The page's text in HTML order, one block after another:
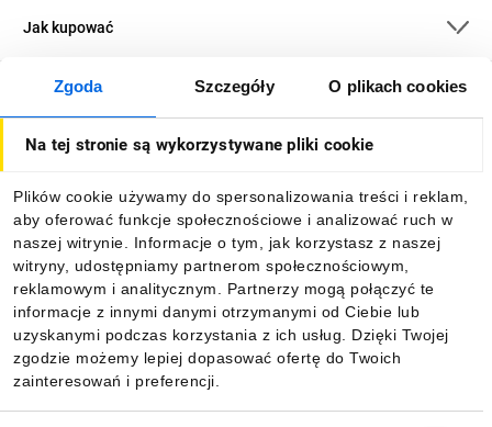
Zgoda Szczegóły O plikach cookies
Na tej stronie są wykorzystywane pliki cookie
Plików cookie używamy do spersonalizowania treści i reklam,
aby oferować funkcje społecznościowe i analizować ruch w
naszej witrynie. Informacje o tym, jak korzystasz z naszej
witryny, udostępniamy partnerom społecznościowym,
reklamowym i analitycznym. Partnerzy mogą połączyć te
informacje z innymi danymi otrzymanymi od Ciebie lub
uzyskanymi podczas korzystania z ich usług. Dzięki Twojej
zgodzie możemy lepiej dopasować ofertę do Twoich
zainteresowań i preferencji.
Jak kupować
O firmie
Informacje
Pobierz naszą aplikację mobilną: